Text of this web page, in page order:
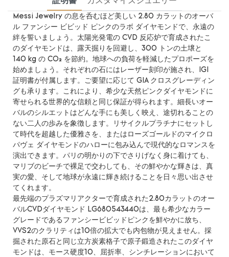
Messi Jewelry の息を呑むほど美しい 2.80 カラットのオーバ
ル ファンシー ビビッド ピンクのラボ ダイヤモンドで、永遠の
絆を誓いましょう。太陽光発電の CVD 反応炉で育成されたこ
のダイヤモンドは、露天掘りを回避し、300 トンの土壌と
140 kg の CO₂ を節約。地球への負荷を軽減したプロポーズを
始めましょう。それぞれの石にはレーザー刻印が施され、IGI
証明書が付属します。ご要望に応じて GIA クロスグレーディン
グも承ります。これにより、希少な天然ピンクダイヤモンドに
寄せられる世界的な信頼と同じ保証が得られます。細長いオー
バルのシルエットはどんな手にも美しく映え、途切れることの
ない二人の歩みを象徴します。リサイクルプラチナにセットし
て時代を超越した優雅さを、またはローズゴールドのマイクロ
パヴェ ダイヤモンドのハローに包み込んで現代的なロマンスを
演出できます。パリの明かりの下でさりげなく身に着けても、
マリブのビーチで裸足で交わしても、その鮮やかな輝きは、真
実の愛、そして地球が永遠に輝き続けることを日々思い出させ
てくれます。
最先端のプラズマリアクターで育成された2.80カラットのオー
バルCVDダイヤモンド LG680543440は、最も希少なカラー
グレードであるファンシービビッドピンクを鮮やかに放ち、
VVS2のクラリティは10倍の拡大でも内包物が見えません。採
掘された原石と同じ立方炭素格子で原子鍛造されたこのダイヤ
モンドは、モース硬度10、屈折率、シンチレーションにおいて